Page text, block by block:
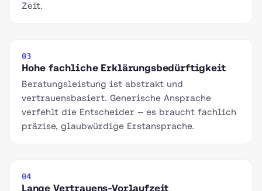
Zeit.
03
Hohe fachliche Erklärungsbedürftigkeit
Beratungsleistung ist abstrakt und
vertrauensbasiert. Generische Ansprache
verfehlt die Entscheider — es braucht fachlich
präzise, glaubwürdige Erstansprache.
04
Lange Vertrauens-Vorlaufzeit